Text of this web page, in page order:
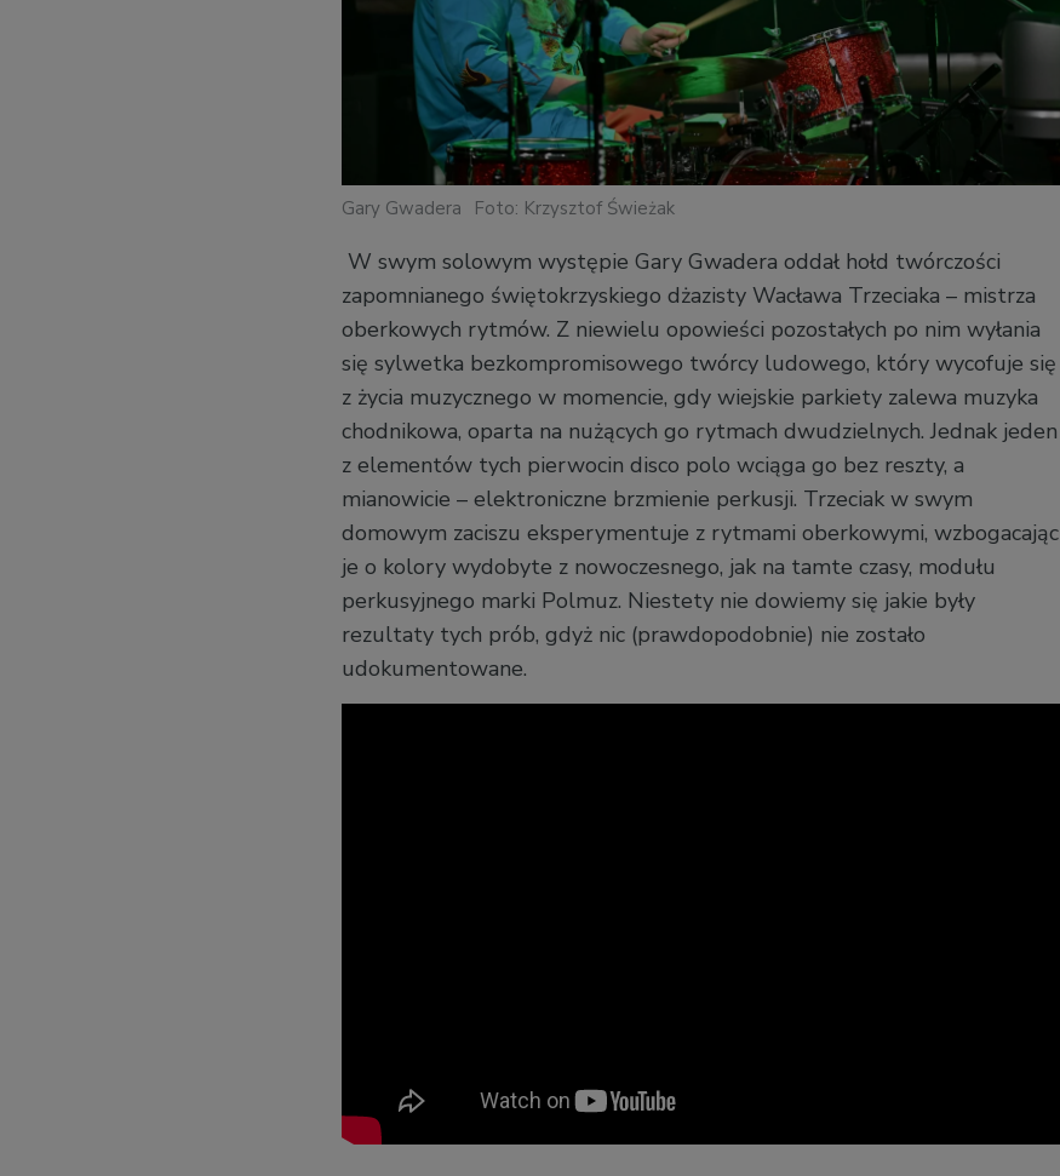
Gary Gwadera Foto: Krzysztof Świeżak
W swym solowym występie Gary Gwadera oddał hołd twórczości
zapomnianego świętokrzyskiego dżazisty Wacława Trzeciaka – mistrza
oberkowych rytmów. Z niewielu opowieści pozostałych po nim wyłania
się sylwetka bezkompromisowego twórcy ludowego, który wycofuje się
z życia muzycznego w momencie, gdy wiejskie parkiety zalewa muzyka
chodnikowa, oparta na nużących go rytmach dwudzielnych. Jednak jeden
z elementów tych pierwocin disco polo wciąga go bez reszty, a
mianowicie – elektroniczne brzmienie perkusji. Trzeciak w swym
domowym zaciszu eksperymentuje z rytmami oberkowymi, wzbogacając
je o kolory wydobyte z nowoczesnego, jak na tamte czasy, modułu
perkusyjnego marki Polmuz. Niestety nie dowiemy się jakie były
rezultaty tych prób, gdyż nic (prawdopodobnie) nie zostało
udokumentowane.